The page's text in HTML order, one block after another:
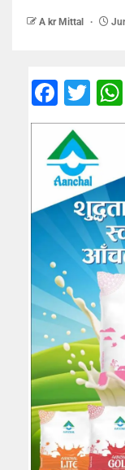
A kr Mittal